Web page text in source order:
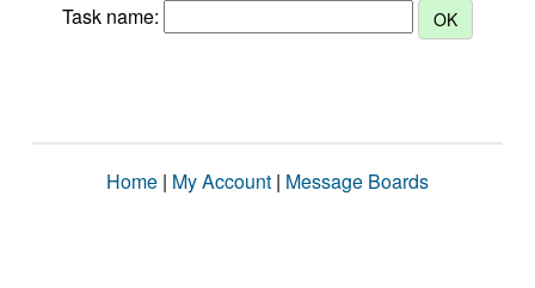
Task name:
Home | My Account | Message Boards